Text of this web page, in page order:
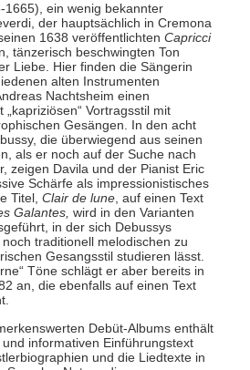
1665), ein wenig bekannter
der hauptsächlich in Cremona
1638 veröffentlichten Capricci
tänzerisch beschwingten Ton
Liebe. Hier finden die Sängerin
alten Instrumenten
Nachtsheim einen
Vortragsstil mit
Gesängen. In den acht
die überwiegend aus seinen
als er noch auf der Suche nach
zeigen Davila und der Pianist Eric
Schärfe als impressionistisches
Titel, Clair de lune, auf einen Text
Galantes, wird in den Varianten
in der sich Debussys
traditionell melodischen zu
Gesangsstil studieren lässt.
Töne schlägt er aber bereits in
an, die ebenfalls auf einen Text
Debüt-Albums enthält
informativen Einführungstext
und die Liedtexte in